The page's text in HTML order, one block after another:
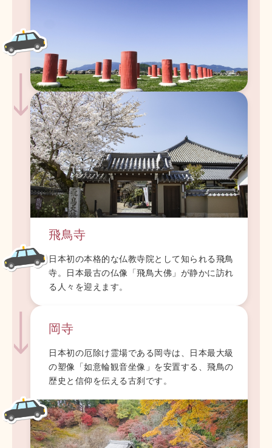
飛鳥寺
日本初の本格的な仏教寺院として知られる飛鳥
寺。日本最古の仏像「飛鳥大佛」が静かに訪れ
る人々を迎えます。
岡寺
日本初の厄除け霊場である岡寺は、日本最大級
の塑像「如意輪観音坐像」を安置する、飛鳥の
歴史と信仰を伝える古刹です。